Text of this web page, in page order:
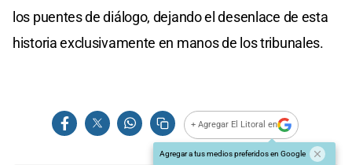
los puentes de diálogo, dejando el desenlace de esta
historia exclusivamente en manos de los tribunales.
+ Agregar El Litoral en
Agregar a tus medios preferidos en Google